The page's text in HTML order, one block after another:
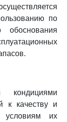
по
обоснования
кондициями
к качеству и
условиям их